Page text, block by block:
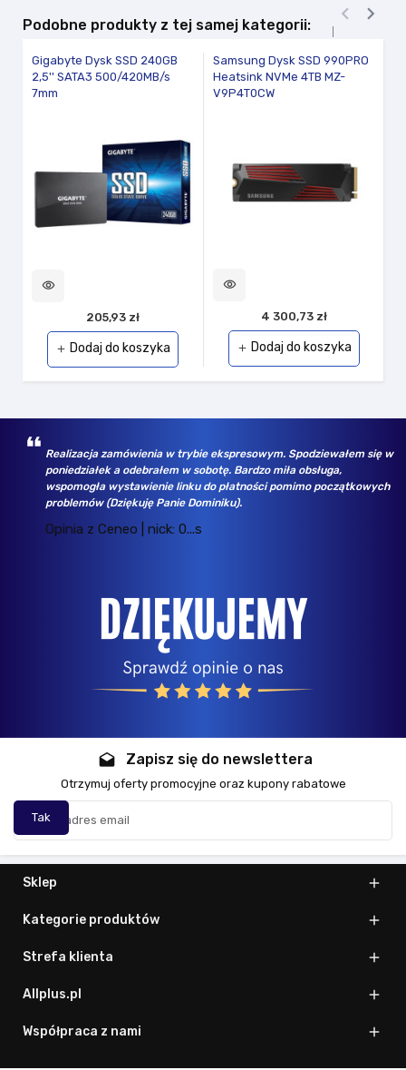
Podobne produkty z tej samej kategorii:
Gigabyte Dysk SSD 240GB
2,5'' SATA3 500/420MB/s
7mm
visibility
205,93 zł
add Dodaj do koszyka
Samsung Dysk SSD 990PRO
Heatsink NVMe 4TB MZ-
V9P4T0CW
visibility
4 300,73 zł
add Dodaj do koszyka
 
Realizacja zamówienia w trybie ekspresowym. Spodziewałem się w
poniedziałek a odebrałem w sobotę. Bardzo miła obsługa,
wspomogła wystawienie linku do płatności pomimo początkowych
problemów (Dziękuję Panie Dominiku).
Opinia z Ceneo | nick: 0...s
drafts Zapisz się do newslettera
Otrzymuj oferty promocyjne oraz kupony rabatowe
Sklep 
Kategorie produktów 
Strefa klienta 
Allplus.pl 
Współpraca z nami 